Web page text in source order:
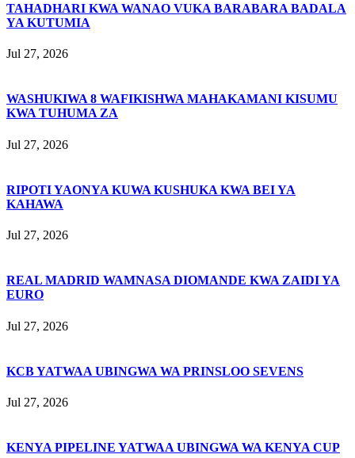
TAHADHARI KWA WANAO VUKA BARABARA BADALA
YA KUTUMIA
Jul 27, 2026
WASHUKIWA 8 WAFIKISHWA MAHAKAMANI KISUMU
KWA TUHUMA ZA
Jul 27, 2026
RIPOTI YAONYA KUWA KUSHUKA KWA BEI YA
KAHAWA
Jul 27, 2026
REAL MADRID WAMNASA DIOMANDE KWA ZAIDI YA
EURO
Jul 27, 2026
KCB YATWAA UBINGWA WA PRINSLOO SEVENS
Jul 27, 2026
KENYA PIPELINE YATWAA UBINGWA WA KENYA CUP